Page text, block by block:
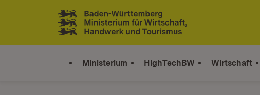
Zum Inhalt springen
Link zur Startseite
Ministerium HighTechBW Wirtschaft